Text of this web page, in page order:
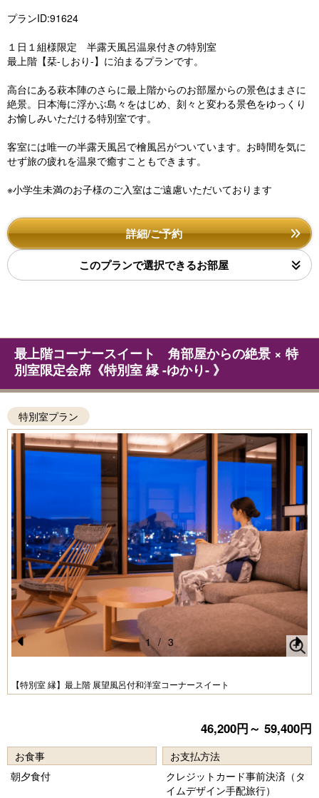
プランID:91624
１日１組様限定 半露天風呂温泉付きの特別室
最上階【栞-しおり-】に泊まるプランです。
高台にある萩本陣のさらに最上階からのお部屋からの景色はまさに
絶景。日本海に浮かぶ島々をはじめ、刻々と変わる景色をゆっくり
お愉しみいただける特別室です。
客室には唯一の半露天風呂で檜風呂がついています。お時間を気に
せず旅の疲れを温泉で癒すこともできます。
※小学生未満のお子様のご入室はご遠慮いただいております
詳細/ご予約
このプランで選択できるお部屋
最上階コーナースイート 角部屋からの絶景 × 特
別室限定会席《特別室 縁 -ゆかり- 》
特別室プラン
Pr
e
u
s
【特別室 縁】最上階 展望風呂付和洋室コーナースイート
N
1 / 3
46,200円～ 59,400円
お食事
朝夕食付
お支払方法
クレジットカード事前決済（タ
イムデザイン手配旅行）